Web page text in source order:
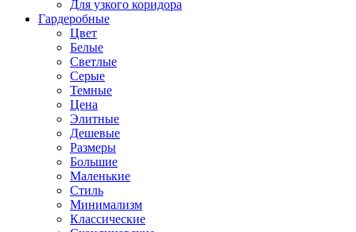
Для узкого коридора
Гардеробные
Цвет
Белые
Светлые
Серые
Темные
Цена
Элитные
Дешевые
Размеры
Большие
Маленькие
Стиль
Минимализм
Классические